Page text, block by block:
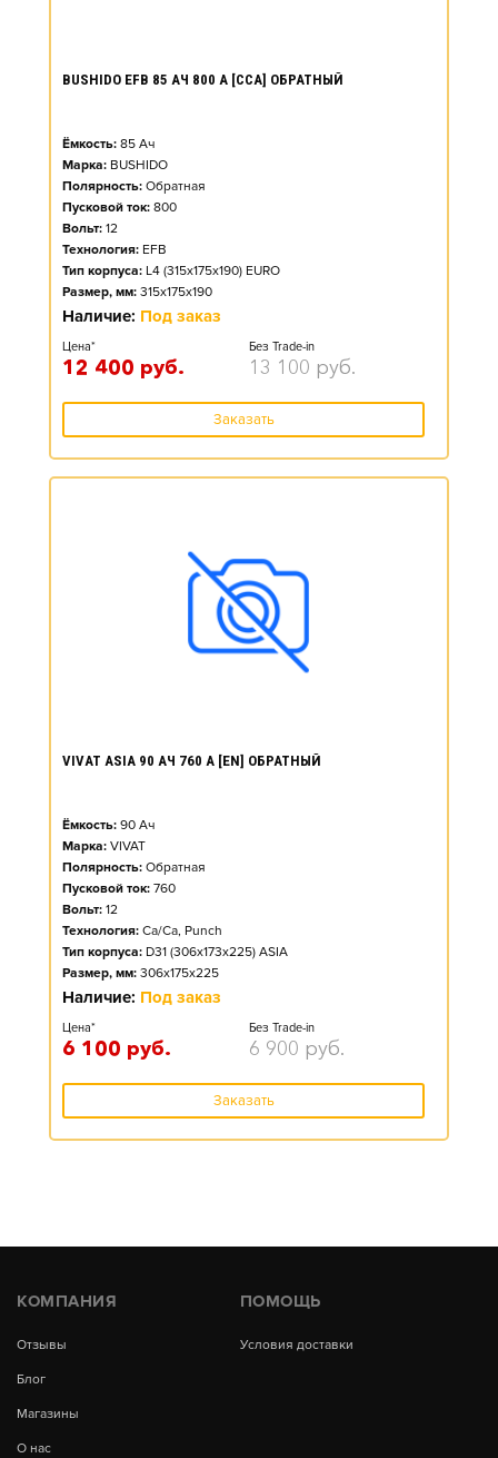
BUSHIDO EFB 85 АЧ 800 А [CCA] ОБРАТНЫЙ
Ёмкость: 85 Ач
Марка: BUSHIDO
Полярность: Обратная
Пусковой ток: 800
Вольт: 12
Технология: EFB
Тип корпуса: L4 (315x175x190) EURO
Размер, мм: 315x175x190
Наличие: Под заказ
Цена*
12 400 руб.
Без Trade-in
13 100 руб.
Заказать
VIVAT ASIA 90 АЧ 760 А [EN] ОБРАТНЫЙ
Ёмкость: 90 Ач
Марка: VIVAT
Полярность: Обратная
Пусковой ток: 760
Вольт: 12
Технология: Ca/Ca, Punch
Тип корпуса: D31 (306x173x225) ASIA
Размер, мм: 306x175x225
Наличие: Под заказ
Цена*
6 100 руб.
Без Trade-in
6 900 руб.
Заказать
КОМПАНИЯ
Отзывы
Блог
Магазины
О нас
ПОМОЩЬ
Условия доставки